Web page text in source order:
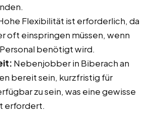
Flexibilität ist erforderlich, da
oft einspringen müssen, wenn
benötigt wird.
Nebenjobber in Biberach an
bereit sein, kurzfristig für
zu sein, was eine gewisse
erfordert.